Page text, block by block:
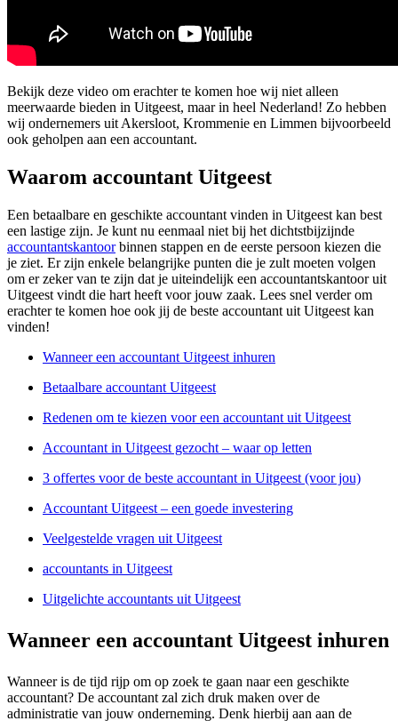
Bekijk deze video om erachter te komen hoe wij niet alleen
meerwaarde bieden in Uitgeest, maar in heel Nederland! Zo hebben
wij ondernemers uit Akersloot, Krommenie en Limmen bijvoorbeeld
ook geholpen aan een accountant.
Waarom accountant Uitgeest
Een betaalbare en geschikte accountant vinden in Uitgeest kan best
een lastige zijn. Je kunt nu eenmaal niet bij het dichtstbijzijnde
accountantskantoorbinnen stappen en de eerste persoon kiezen die
je ziet. Er zijn enkele belangrijke punten die je zult moeten volgen
om er zeker van te zijn dat je uiteindelijk een accountantskantoor uit
Uitgeest vindt die hart heeft voor jouw zaak. Lees snel verder om
erachter te komen hoe ook jij de beste accountant uit Uitgeest kan
vinden!
Wanneer een accountant Uitgeest inhuren
Betaalbare accountant Uitgeest
Redenen om te kiezen voor een accountant uit Uitgeest
Accountant in Uitgeest gezocht – waar op letten
3 offertes voor de beste accountant in Uitgeest (voor jou)
Accountant Uitgeest – een goede investering
Veelgestelde vragen uit Uitgeest
accountants in Uitgeest
Uitgelichte accountants uit Uitgeest
Wanneer een accountant Uitgeest inhuren
Wanneer is de tijd rijp om op zoek te gaan naar een geschikte
accountant? De accountant zal zich druk maken over de
administratie van jouw onderneming. Denk hierbij aan aan de